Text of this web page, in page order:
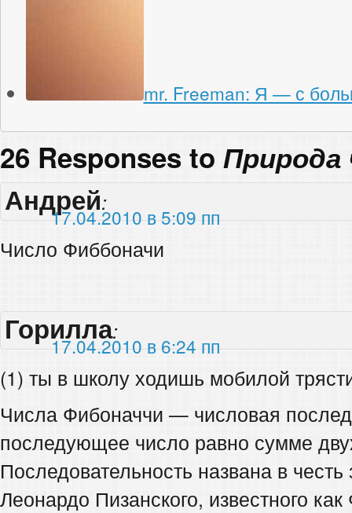
mr. Freeman: Я — с
26 Responses to Природа
Андрей:
17.04.2010 в 5:09 пп
Число Фиббоначи
Горилла:
17.04.2010 в 6:24 пп
(1) ты в школу ходишь мобилой
Числа Фибоначчи — числовая
последующее число равно сумме
Последовательность названа в
Леонардо Пизанского, известного